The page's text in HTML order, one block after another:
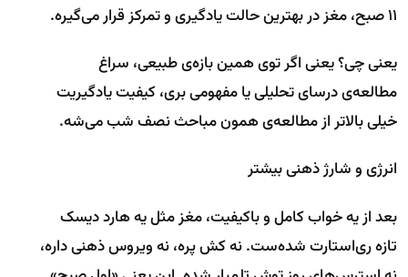
۱۱ صبح، مغز در بهترین حالت یادگیری و تمرکز قرار می‌گیره.
یعنی چی؟ یعنی اگر توی همین بازه‌ی طبیعی، سراغ
مطالعه‌ی درسای تحلیلی یا مفهومی بری، کیفیت یادگیریت
خیلی بالاتر از مطالعه‌ی همون مباحث نصف شب می‌شه.
انرژی و شارژ ذهنی بیشتر
بعد از یه خواب کامل و باکیفیت، مغز مثل یه هارد دیسک
تازه ری‌استارت شده‌ست. نه کش پره، نه ویروس ذهنی داره،